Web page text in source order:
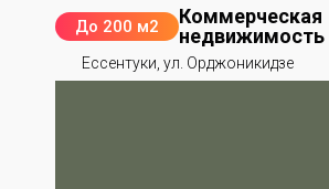
До 200 м2
Коммерческая
недвижимость
Ессентуки, ул. Орджоникидзе